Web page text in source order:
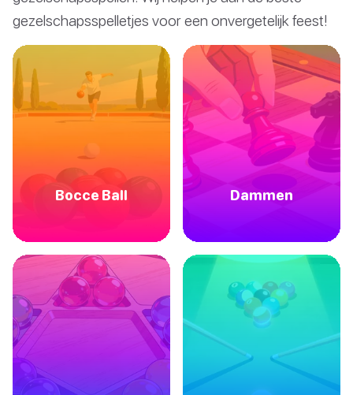
gezelschapsspelletjes voor een onvergetelijk feest!
Bocce Ball Dammen